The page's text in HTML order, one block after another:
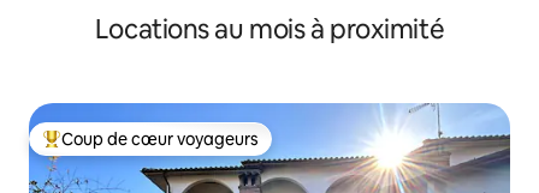
Locations au mois à proximité
Coup de cœur voyageurs parmi les plus aimés
Coup de cœur voyageurs